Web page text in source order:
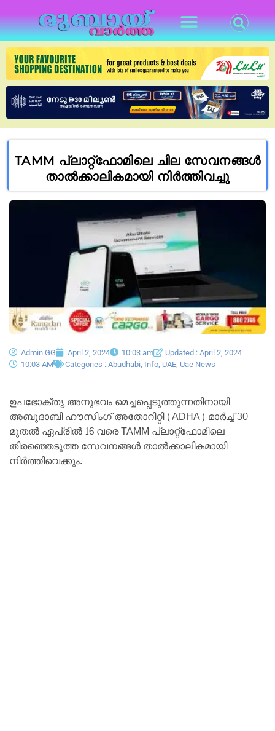
TAMM പ്ലാറ്റ്‌ഫോമിലെ ചില സേവനങ്ങൾ
താൽക്കാലികമായി നിർത്തിവച്ചു
Admin GG April 2, 2024 10:03 am
Updated : April 2, 2024
10:03 AM
Categories : Abudhabi Info UAE Uae News
ഉപഭോക്തൃ അനുഭവം മെച്ചപ്പെടുത്തുന്നതിനായി
അബുദാബി ഹൗസിംഗ് അതോറിറ്റി (ADHA) മാർച്ച് 30
മുതൽ ഏപ്രിൽ 16 വരെ TAMM പ്ലാറ്റ്‌ഫോമിലെ
തിരഞ്ഞെടുത്ത സേവനങ്ങൾ താൽക്കാലികമായി
നിർത്തിവെക്കും.